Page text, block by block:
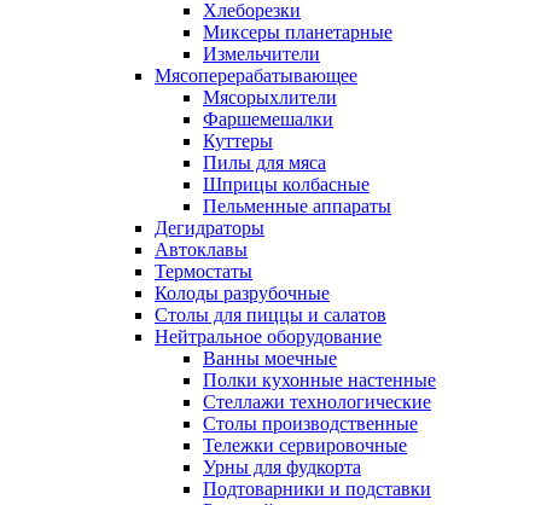
Хлеборезки
Миксеры планетарные
Измельчители
Мясоперерабатывающее
Мясорыхлители
Фаршемешалки
Куттеры
Пилы для мяса
Шприцы колбасные
Пельменные аппараты
Дегидраторы
Автоклавы
Термостаты
Колоды разрубочные
Столы для пиццы и салатов
Нейтральное оборудование
Ванны моечные
Полки кухонные настенные
Стеллажи технологические
Столы производственные
Тележки сервировочные
Урны для фудкорта
Подтоварники и подставки